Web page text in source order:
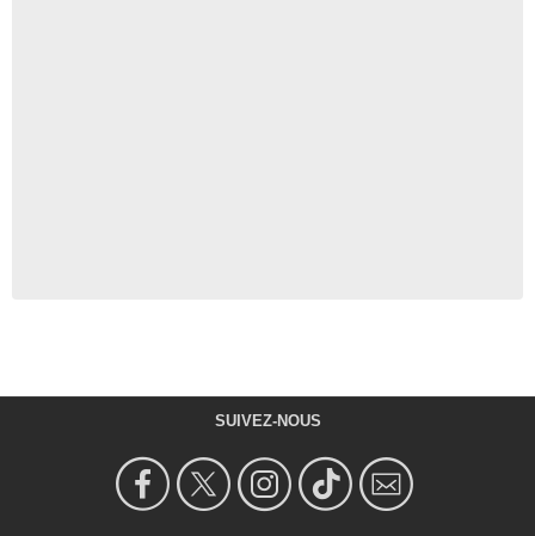
SUIVEZ-NOUS